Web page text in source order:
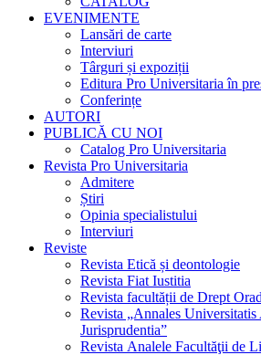
EVENIMENTE
Lansări de carte
Interviuri
Târguri și expoziții
Editura Pro Universitaria în
Conferințe
AUTORI
PUBLICĂ CU NOI
Catalog Pro Universitaria
Revista Pro Universitaria
Admitere
Știri
Opinia specialistului
Interviuri
Reviste
Revista Etică și deontologie
Revista Fiat Iustitia
Revista facultății de Drept
Revista „Annales Universitatis
Jurisprudentia”
Revista Analele Facultăţii de